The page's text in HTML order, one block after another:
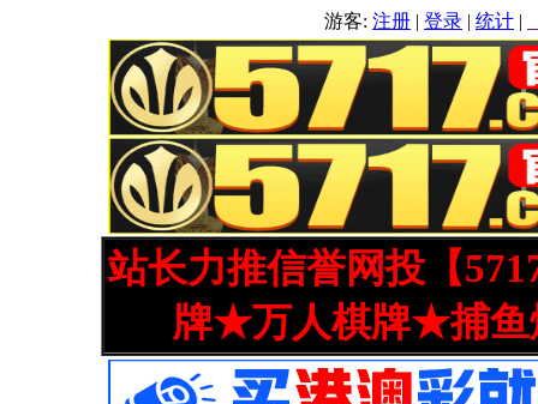
游客: 注册 | 登录 | 统计 |
站长力推信誉网投【
牌★万人棋牌★捕鱼